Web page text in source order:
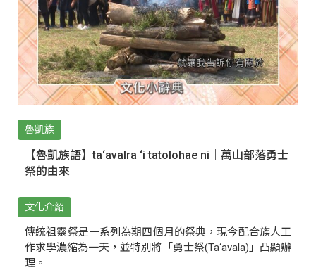
魯凱族
【魯凱族語】ta‘avalra ‘i tatolohae ni｜萬山部落勇士
祭的由來
文化介紹
傳統祖靈祭是一系列為期四個月的祭典，現今配合族人工
作求學濃縮為一天，並特別將「勇士祭(Ta‘avala)」凸顯辦
理。